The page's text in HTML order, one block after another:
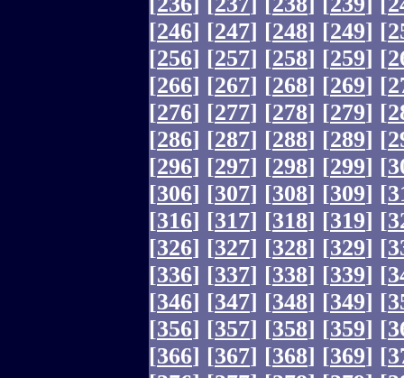
[246] [247] [248] [249] [
[256] [257] [258] [259] [
[266] [267] [268] [269] [
[276] [277] [278] [279] [
[286] [287] [288] [289] [
[296] [297] [298] [299] [
[306] [307] [308] [309] [
[316] [317] [318] [319] [
[326] [327] [328] [329] [
[336] [337] [338] [339] [
[346] [347] [348] [349] [
[356] [357] [358] [359] [
[366] [367] [368] [369] [